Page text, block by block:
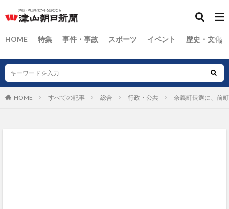
HOME 特集 事件・事故 スポーツ イベント 歴史・文化
HOME すべての記事 総合 行政・公共 奈義町長選に、前